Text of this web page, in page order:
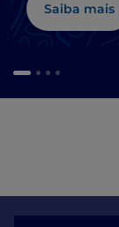
Saiba mais